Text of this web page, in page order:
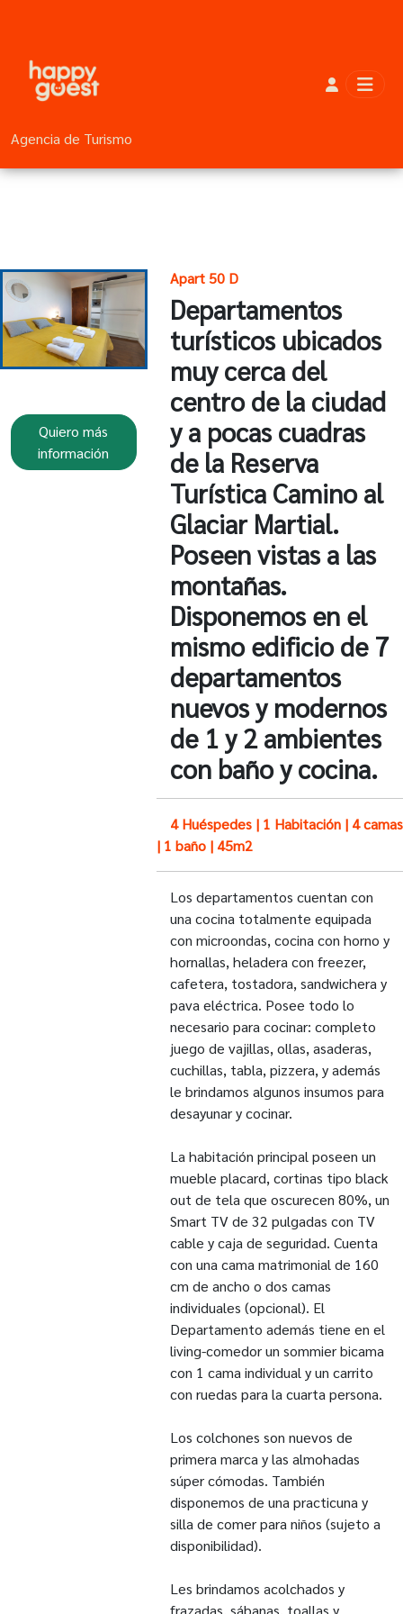
Agencia de Turismo
Quiero más
información
Apart 50 D
Departamentos
turísticos ubicados
muy cerca del
centro de la ciudad
y a pocas cuadras
de la Reserva
Turística Camino al
Glaciar Martial.
Poseen vistas a las
montañas.
Disponemos en el
mismo edificio de 7
departamentos
nuevos y modernos
de 1 y 2 ambientes
con baño y cocina.
4 Huéspedes | 1 Habitación | 4 camas
| 1 baño | 45m2
Los departamentos cuentan con
una cocina totalmente equipada
con microondas, cocina con horno y
hornallas, heladera con freezer,
cafetera, tostadora, sandwichera y
pava eléctrica. Posee todo lo
necesario para cocinar: completo
juego de vajillas, ollas, asaderas,
cuchillas, tabla, pizzera, y además
le brindamos algunos insumos para
desayunar y cocinar.
La habitación principal poseen un
mueble placard, cortinas tipo black
out de tela que oscurecen 80%, un
Smart TV de 32 pulgadas con TV
cable y caja de seguridad. Cuenta
con una cama matrimonial de 160
cm de ancho o dos camas
individuales (opcional). El
Departamento además tiene en el
living-comedor un sommier bicama
con 1 cama individual y un carrito
con ruedas para la cuarta persona.
Los colchones son nuevos de
primera marca y las almohadas
súper cómodas. También
disponemos de una practicuna y
silla de comer para niños (sujeto a
disponibilidad).
Les brindamos acolchados y
frazadas, sábanas, toallas y